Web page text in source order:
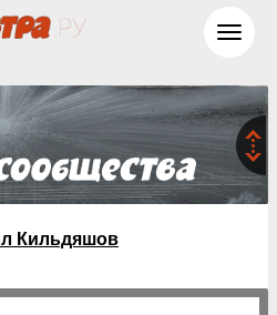
Кильдяшов